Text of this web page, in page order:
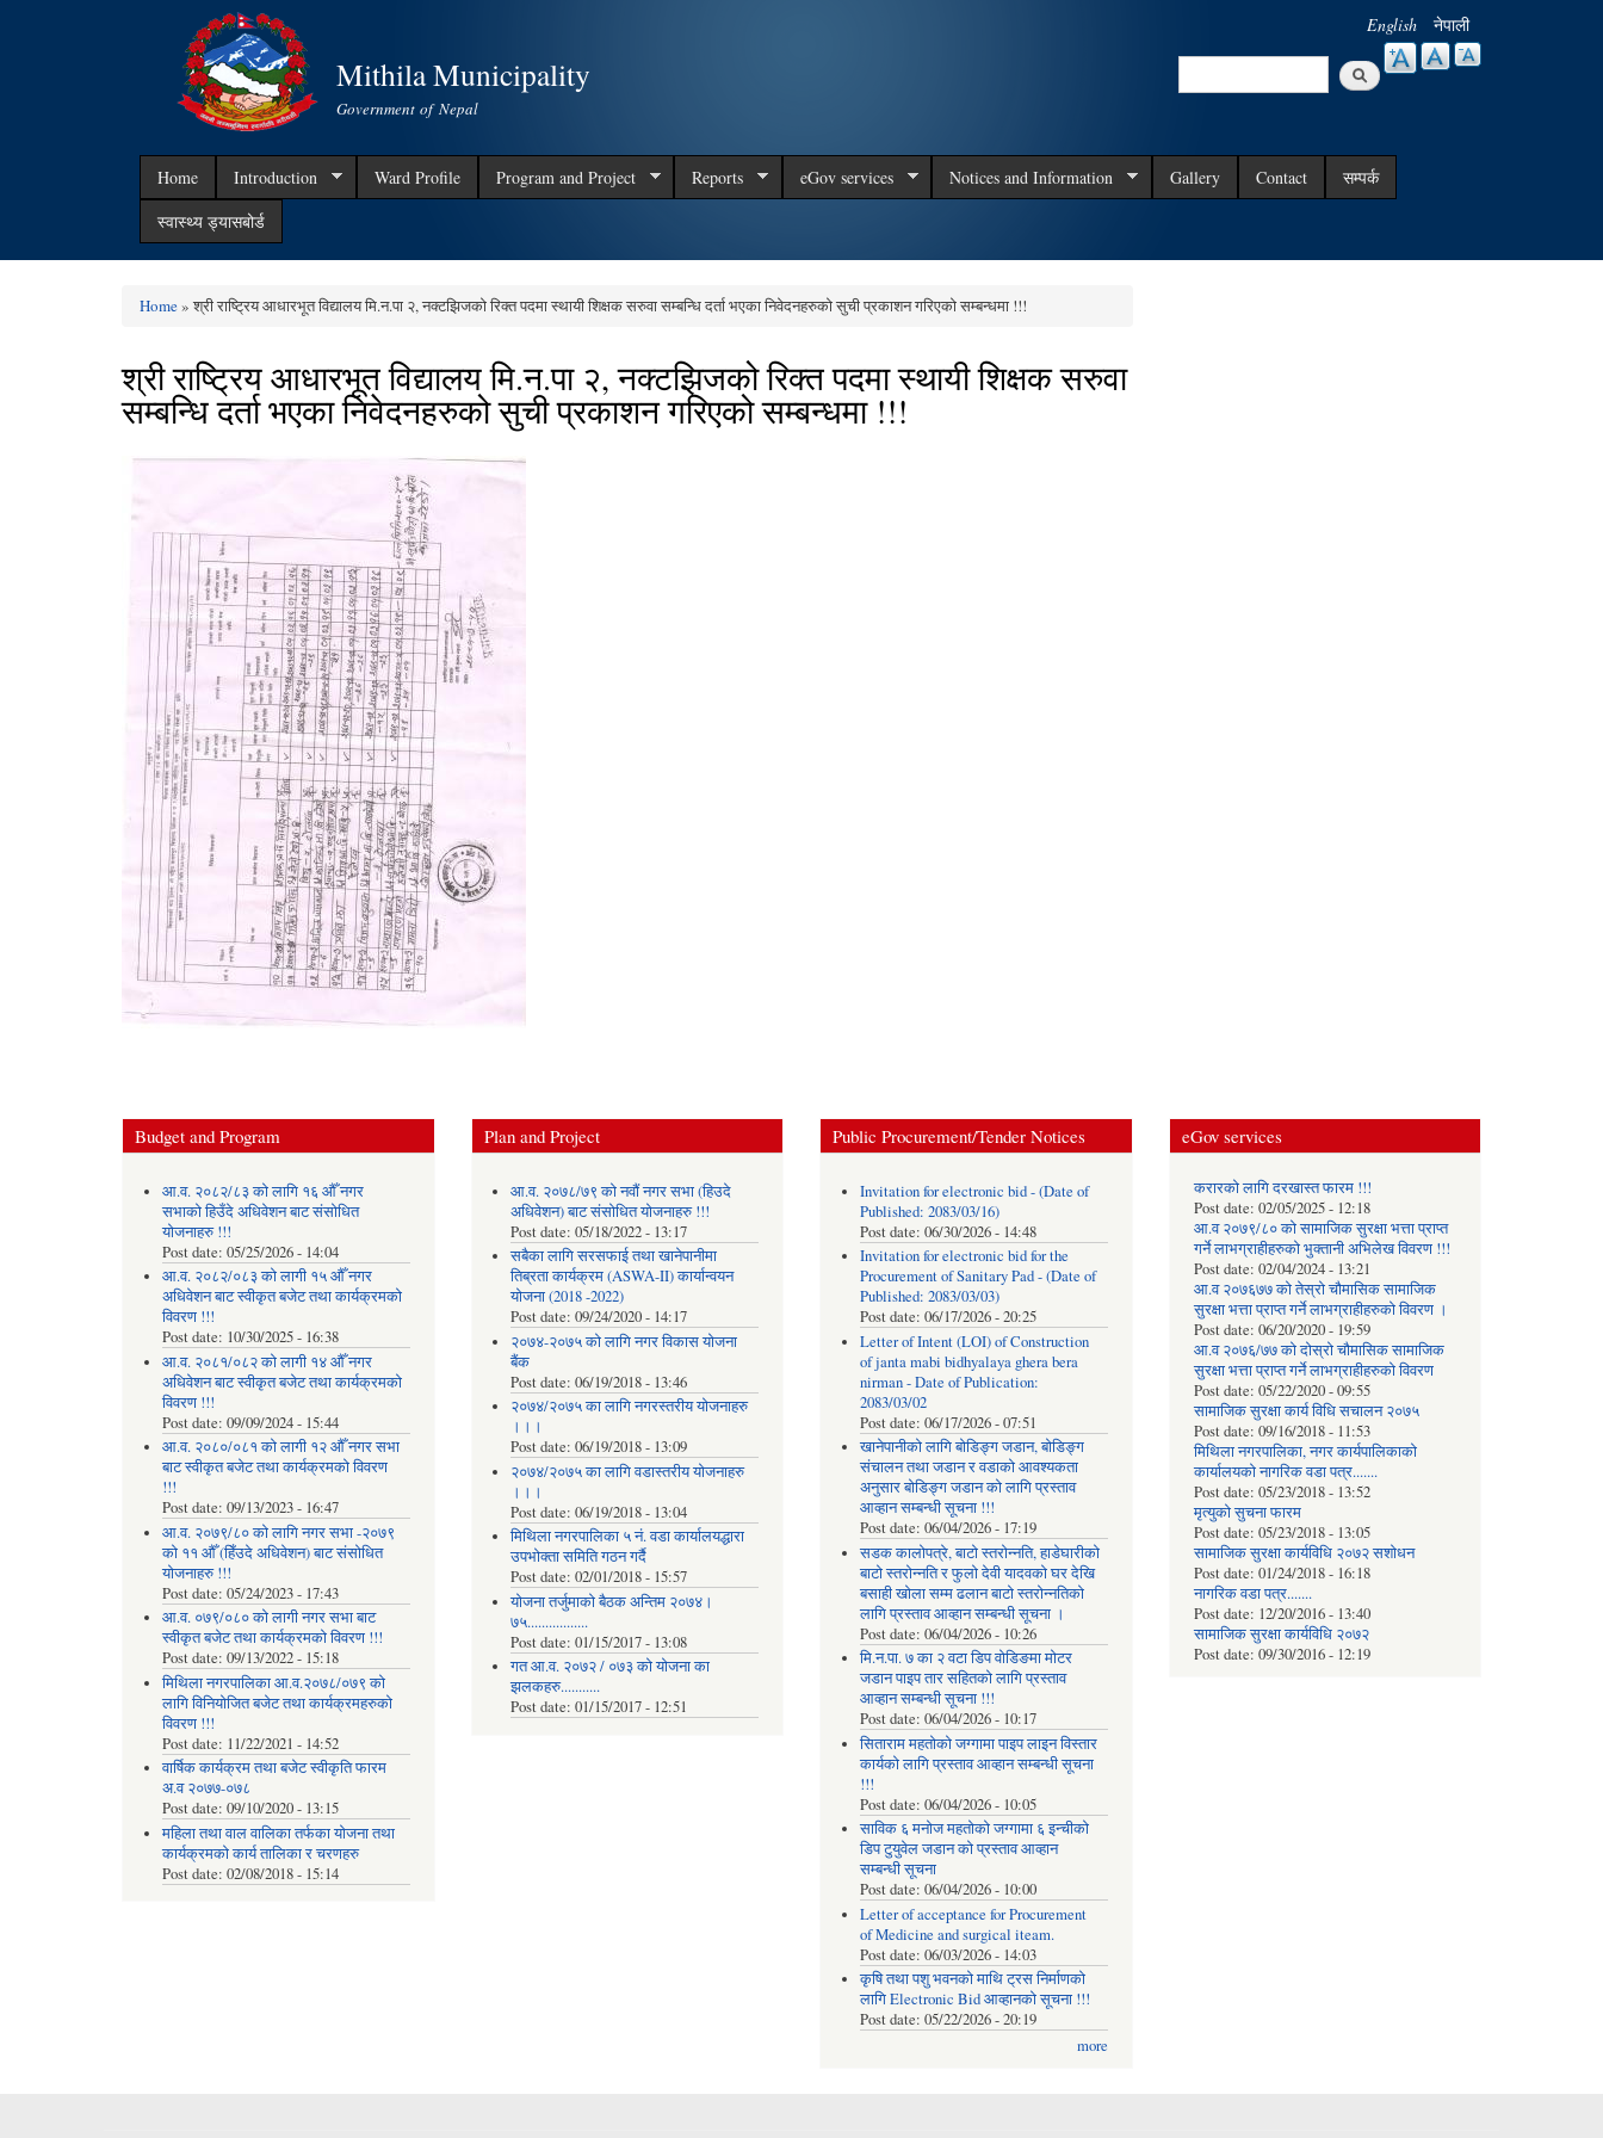
Mithila Municipality
Government of Nepal
English नेपाली
Search
Home Introduction Ward Profile Program and Project Reports eGov services Notices and Information Gallery Contact
सम्पर्क
स्वास्थ्य ड्यासबोर्ड
You are here
Home» श्री राष्ट्रिय आधारभूत विद्यालय मि.न.पा २, नक्टझिजको रिक्त पदमा स्थायी शिक्षक सरुवा सम्बन्धि दर्ता भएका निवेदनहरुको सुची प्रकाशन गरिएको सम्बन्धमा !!!
श्री राष्ट्रिय आधारभूत विद्यालय मि.न.पा २, नक्टझिजको रिक्त पदमा स्थायी शिक्षक सरुवा
सम्बन्धि दर्ता भएका निवेदनहरुको सुची प्रकाशन गरिएको सम्बन्धमा !!!
Budget and Program
आ.व. २०८२/८३ को लागि १६ औँ नगर
सभाको हिउँदे अधिवेशन बाट संसोधित
योजनाहरु !!!
Post date: 05/25/2026 - 14:04
आ.व. २०८२/०८३ को लागी १५ औँ नगर
अधिवेशन बाट स्वीकृत बजेट तथा कार्यक्रमको
विवरण !!!
Post date: 10/30/2025 - 16:38
आ.व. २०८१/०८२ को लागी १४ औँ नगर
अधिवेशन बाट स्वीकृत बजेट तथा कार्यक्रमको
विवरण !!!
Post date: 09/09/2024 - 15:44
आ.व. २०८०/०८१ को लागी १२ औँ नगर सभा
बाट स्वीकृत बजेट तथा कार्यक्रमको विवरण
!!!
Post date: 09/13/2023 - 16:47
आ.व. २०७९/८० को लागि नगर सभा -२०७९
को ११ औँ (हिँउदे अधिवेशन) बाट संसोधित
योजनाहरु !!!
Post date: 05/24/2023 - 17:43
आ.व. ०७९/०८० को लागी नगर सभा बाट
स्वीकृत बजेट तथा कार्यक्रमको विवरण !!!
Post date: 09/13/2022 - 15:18
मिथिला नगरपालिका आ.व.२०७८/०७९ को
लागि विनियोजित बजेट तथा कार्यक्रमहरुको
विवरण !!!
Post date: 11/22/2021 - 14:52
वार्षिक कार्यक्रम तथा बजेट स्वीकृति फारम
अ.व २०७७-०७८
Post date: 09/10/2020 - 13:15
महिला तथा वाल वालिका तर्फका याेजना तथा
कार्यक्रमकाे कार्य तालिका र चरणहरु
Post date: 02/08/2018 - 15:14
Plan and Project
आ.व. २०७८/७९ को नवौं नगर सभा (हिउदे
अधिवेशन) बाट संसोधित योजनाहरु !!!
Post date:05/18/2022 - 13:17
सबैका लागि सरसफाई तथा खानेपानीमा
तिब्रता कार्यक्रम (ASWA-II) कार्यान्वयन
योजना (2018 -2022)
Post date:09/24/2020 - 14:17
२०७४-२०७५ को लागि नगर विकास योजना
बैंक
Post date:06/19/2018 - 13:46
२०७४/२०७५ का लागि नगरस्तरीय योजनाहरु
।।।
Post date:06/19/2018 - 13:09
२०७४/२०७५ का लागि वडास्तरीय योजनाहरु
।।।
Post date:06/19/2018 - 13:04
मिथिला नगरपालिका ५ नं. वडा कार्यालयद्धारा
उपभोक्ता समिति गठन गर्दै
Post date:02/01/2018 - 15:57
याेजना तर्जुमाकाे बैठक अन्तिम २०७४।
७५.................
Post date:01/15/2017 - 13:08
गत आ.व. २०७२ / ०७३ को योजना का
झलकहरु...........
Post date:01/15/2017 - 12:51
Public Procurement/Tender Notices
Invitation for electronic bid - (Date of
Published: 2083/03/16)
Post date: 06/30/2026 - 14:48
Invitation for electronic bid for the
Procurement of Sanitary Pad - (Date of
Published: 2083/03/03)
Post date: 06/17/2026 - 20:25
Letter of Intent (LOI) of Construction
of janta mabi bidhyalaya ghera bera
nirman - Date of Publication:
2083/03/02
Post date: 06/17/2026 - 07:51
खानेपानीको लागि बोडिङ्ग जडान, बोडिङ्ग
संचालन तथा जडान र वडाको आवश्यकता
अनुसार बोडिङ्ग जडान को लागि प्रस्ताव
आव्हान सम्बन्धी सूचना !!!
Post date: 06/04/2026 - 17:19
सडक कालोपत्रे, बाटो स्तरोन्नति, हाडेघारीको
बाटो स्तरोन्नति र फुलो देवी यादवको घर देखि
बसाही खोला सम्म ढलान बाटो स्तरोन्नतिको
लागि प्रस्ताव आव्हान सम्बन्धी सूचना ।
Post date: 06/04/2026 - 10:26
मि.न.पा. ७ का २ वटा डिप वोडिङमा मोटर
जडान पाइप तार सहितको लागि प्रस्ताव
आव्हान सम्बन्धी सूचना !!!
Post date: 06/04/2026 - 10:17
सिताराम महतोको जग्गामा पाइप लाइन विस्तार
कार्यको लागि प्रस्ताव आव्हान सम्बन्धी सूचना
!!!
Post date: 06/04/2026 - 10:05
साविक ६ मनोज महतोको जग्गामा ६ इन्चीको
डिप टुयुवेल जडान को प्रस्ताव आव्हान
सम्बन्धी सूचना
Post date: 06/04/2026 - 10:00
Letter of acceptance for Procurement
of Medicine and surgical iteam.
Post date: 06/03/2026 - 14:03
कृषि तथा पशु भवनको माथि ट्रस निर्माणको
लागि Electronic Bid आव्हानको सूचना !!!
Post date: 05/22/2026 - 20:19
more
eGov services
करारको लागि दरखास्त फारम !!!
Post date: 02/05/2025 - 12:18
आ.व २०७९/८० को सामाजिक सुरक्षा भत्ता प्राप्त
गर्ने लाभग्राहीहरुको भुक्तानी अभिलेख विवरण !!!
Post date: 02/04/2024 - 13:21
आ.व २०७६७७ को तेस्रो चौमासिक सामाजिक
सुरक्षा भत्ता प्राप्त गर्ने लाभग्राहीहरुको विवरण ।
Post date: 06/20/2020 - 19:59
आ.व २०७६/७७ को दोस्रो चौमासिक सामाजिक
सुरक्षा भत्ता प्राप्त गर्ने लाभग्राहीहरुको विवरण
Post date: 05/22/2020 - 09:55
सामाजिक सुरक्षा कार्य विधि स‌चालन २०७५
Post date: 09/16/2018 - 11:53
मिथिला नगरपालिका, नगर कार्यपालिकाको
कार्यालयकाे नागरिक वडा पत्र.......
Post date: 05/23/2018 - 13:52
मृत्युको सुचना फारम
Post date: 05/23/2018 - 13:05
सामाजिक सुरक्षा कार्यविधि २०७२ स‌शाेधन
Post date: 01/24/2018 - 16:18
नागरिक वडा पत्र.......
Post date: 12/20/2016 - 13:40
सामाजिक सुरक्षा कार्यविधि २०७२
Post date: 09/30/2016 - 12:19